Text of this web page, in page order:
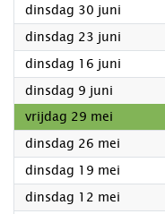
dinsdag 30 juni
dinsdag 23 juni
dinsdag 16 juni
dinsdag 9 juni
vrijdag 29 mei
dinsdag 26 mei
dinsdag 19 mei
dinsdag 12 mei